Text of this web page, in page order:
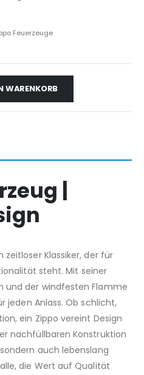
Feuerzeuge
WARENKORB
|
zeitloser Klassiker, der für
steht. Mit seiner
und der windfesten Flamme
jeden Anlass. Ob schlicht,
ein Zippo vereint Design
nachfüllbaren Konstruktion
auch lebenslang
die Wert auf Qualität